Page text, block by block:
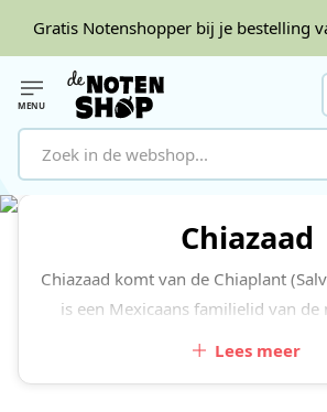
Gratis Notenshopper bij je bestelling
Ga naar de inhoud
MENU
Chiazaad
Chiazaad komt van de Chiaplant
is een Mexicaans familielid van
Lees meer